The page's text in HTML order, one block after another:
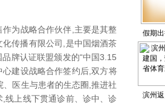
为战略合作伙伴,主要是其整
传播有限公司,是中国烟酒茶
牌认证联盟颁发的“中国3.15
心建设战略合作签约后,双方将
医生与患者的生态圈,推进社
线上线下贯通诊前、诊中、诊
假期
滨州